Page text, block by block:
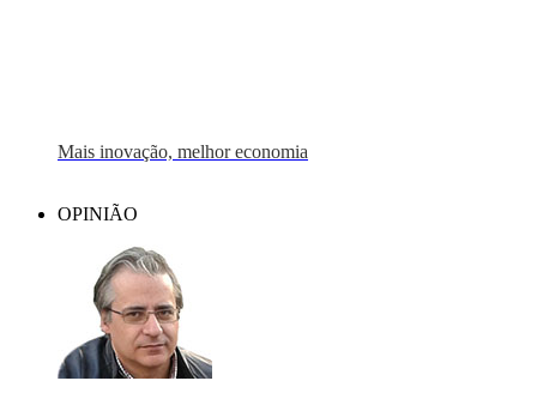
Mais inovação, melhor economia
OPINIÃO